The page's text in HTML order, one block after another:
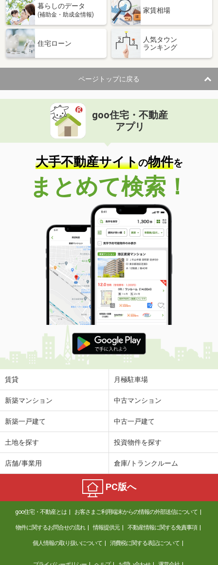
間取り
秋田県秋田市千秋城下町
住 所
秋田県秋田市千秋城下町
専有面積 23.18m²
間取り
1K
秋田県秋田市将軍野東３
価 格
住 所
秋田県秋田市将軍野東３
専有面積 26.49m²
間取り
1K
秋田県由利本荘市新組町
価 格
5.90万円
秋田県由利本荘市新組町
23.61m²
間取り
1K
秋田県秋田市新屋松美ガ丘東町
価 格
6.10万円
住 所
秋田県秋田市新屋松美ガ丘東町
専有面積 23.61m²
間取り
1K
秋田県秋田市新屋松美ガ丘東町
価 格
6.10万円
住 所
秋田県秋田市新屋松美ガ丘東町
専有面積
秋田県秋田市仁井田新田１
5.60万円
秋田県秋田市保戸野千代田町
6.90万円
住 所
秋田県秋田市保戸野千代田町
専有面積 26.57m²
間取り
1K
秋田県秋田市寺内蛭根３
暮らしのデータ
(補助金・助成金情報)
家賃相場
住宅ローン
人気タウン
ランキング
ページトップに戻る
goo住宅・不動産
アプリ
大手不動産サイトの物件を
まとめて検索！
賃貸 月極駐車場
新築マンション 中古マンション
新築一戸建て 中古一戸建て
土地を探す 投資物件を探す
店舗/事業用 倉庫/トランクルーム
PC版へ
goo住宅・不動産とは お客さまご利用端末からの情報の外部送信について
物件に関するお問合せの流れ 情報提供元 不動産情報に関する免責事項
個人情報の取り扱いについて 消費税に関する表記について